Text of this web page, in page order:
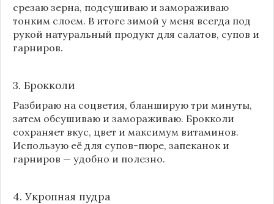
срезаю зерна, подсушиваю и замораживаю
тонким слоем. В итоге зимой у меня всегда под
рукой натуральный продукт для салатов, супов и
гарниров.
3. Брокколи
Разбираю на соцветия, бланширую три минуты,
затем обсушиваю и замораживаю. Брокколи
сохраняет вкус, цвет и максимум витаминов.
Использую её для супов-пюре, запеканок и
гарниров — удобно и полезно.
4. Укропная пудра